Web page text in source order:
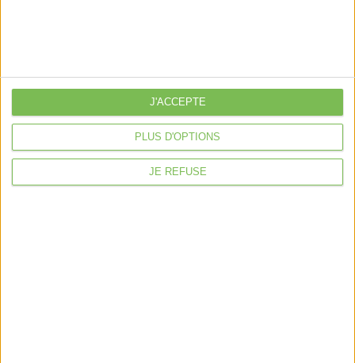
PLUS D'OPTIONS
JE REFUSE
J'ACCEPTE
Mentions légales
Politique de confidentialité
Condition générales de ventes
Verywell Digital